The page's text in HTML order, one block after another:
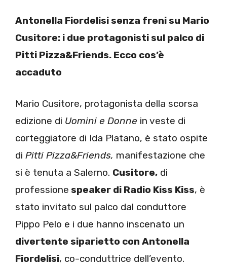
Antonella Fiordelisi senza freni su Mario
Cusitore: i due protagonisti sul palco di
Pitti Pizza&Friends. Ecco cos’è
accaduto
Mario Cusitore, protagonista della scorsa
edizione di Uomini e Donne in veste di
corteggiatore di Ida Platano, è stato ospite
di Pitti Pizza&Friends, manifestazione che
si è tenuta a Salerno. Cusitore, di
professione speaker di Radio Kiss Kiss, è
stato invitato sul palco dal conduttore
Pippo Pelo e i due hanno inscenato un
divertente siparietto con Antonella
Fiordelisi, co-conduttrice dell’evento.